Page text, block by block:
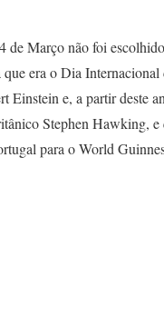
de Março não foi
era o Dia
e, a partir deste
Stephen Hawking,
para o World